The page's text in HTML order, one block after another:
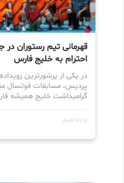
قهرمانی تیم رستوران
احترام به خلیج فارس
در یکی از پرشورترین
پردیس، مسابقات فوتسال
گرامیداشت خلیج همیشه
1404/3/17